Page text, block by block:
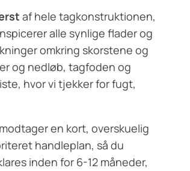
af hele tagkonstruktionen,
alle synlige flader og
omkring skorstene og
og nedløb, tagfoden og
hvor vi tjekker for fugt,
en kort, overskuelig
handleplan, så du
inden for 6-12 måneder,